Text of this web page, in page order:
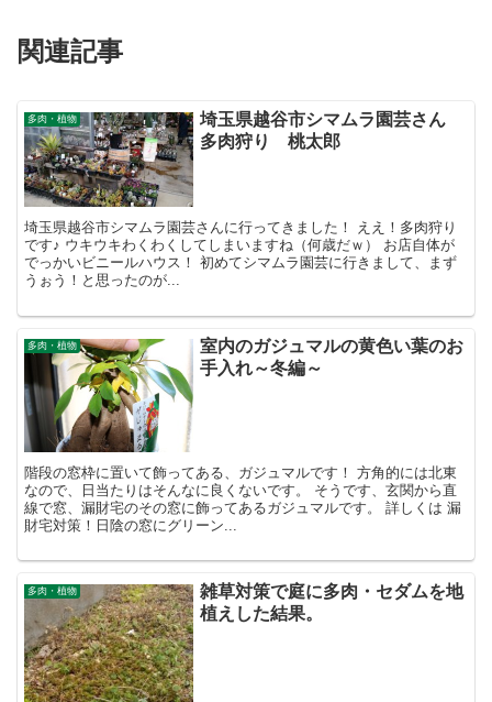
関連記事
多肉・植物
埼玉県越谷市シマムラ園芸さん
多肉狩り 桃太郎
埼玉県越谷市シマムラ園芸さんに行ってきました！ ええ！多肉狩り
です♪ ウキウキわくわくしてしまいますね（何歳だｗ） お店自体が
でっかいビニールハウス！ 初めてシマムラ園芸に行きまして、まず
うぉう！と思ったのが...
多肉・植物
室内のガジュマルの黄色い葉のお
手入れ～冬編～
階段の窓枠に置いて飾ってある、ガジュマルです！ 方角的には北東
なので、日当たりはそんなに良くないです。 そうです、玄関から直
線で窓、漏財宅のその窓に飾ってあるガジュマルです。 詳しくは 漏
財宅対策！日陰の窓にグリーン...
多肉・植物
雑草対策で庭に多肉・セダムを地
植えした結果。